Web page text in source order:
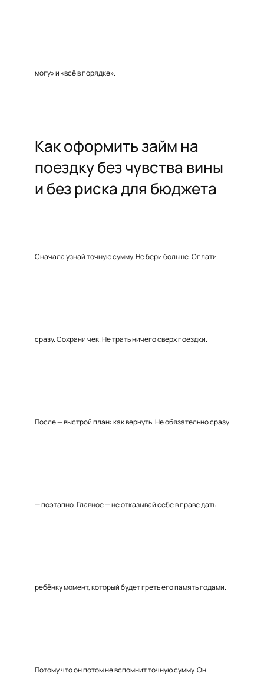
могу» и «всё в порядке».
Как оформить займ на
поездку без чувства вины
и без риска для бюджета
Сначала узнай точную сумму. Не бери больше. Оплати
сразу. Сохрани чек. Не трать ничего сверх поездки.
После — выстрой план: как вернуть. Не обязательно сразу
— поэтапно. Главное — не отказывай себе в праве дать
ребёнку момент, который будет греть его память годами.
Потому что он потом не вспомнит точную сумму. Он